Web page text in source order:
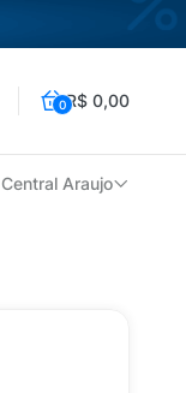
0R$ 0,00
Central Araujo